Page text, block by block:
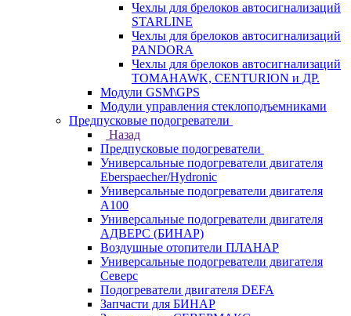
Чехлы для брелоков автосигнализаций
STARLINE
Чехлы для брелоков автосигнализаций
PANDORA
Чехлы для брелоков автосигнализаций
TOMAHAWK, CENTURION и ДР.
Модули GSM\GPS
Модули управления стеклоподъемниками
Предпусковые подогреватели
Назад
Предпусковые подогреватели
Универсальные подогреватели двигателя
Eberspaecher/Hydronic
Универсальные подогреватели двигателя
A100
Универсальные подогреватели двигателя
АДВЕРС (БИНАР)
Воздушные отопители ПЛАНАР
Универсальные подогреватели двигателя
Северс
Подогреватели двигателя DEFA
Запчасти для БИНАР